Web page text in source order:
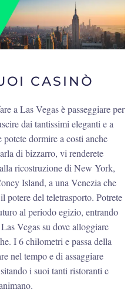
CASINÒ
a Las Vegas è passeggiare per
dai tantissimi eleganti e a
dormire a costi anche
di bizzarro, vi renderete
ricostruzione di New York,
Island, a una Venezia che
potere del teletrasporto. Potrete
al periodo egizio, entrando
Vegas su dove alloggiare
I 6 chilometri e passa della
nel tempo e di assaggiare
i suoi tanti ristoranti e